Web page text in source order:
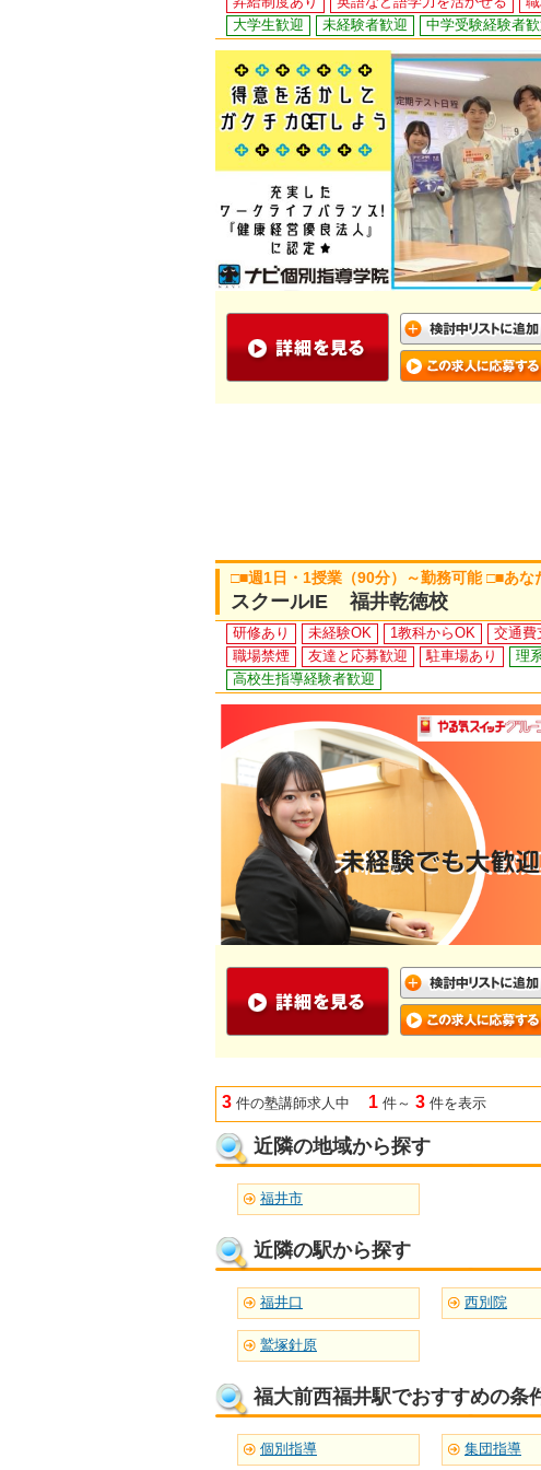
大学生歓迎
未経験者歓迎 中学受験経験者
□■週1日・1授業（90分）～勤務可能 □■あ
スクールIE 福井乾徳校
研修あり 未経験OK 1教科からOK 交通費
職場禁煙
友達と応募歓迎 駐車場あり 理
高校生指導経験者歓迎
3 件の塾講師求人中 1 件～ 3 件を表示
近隣の地域から探す
福井市
近隣の駅から探す
福井口 西別院
鷲塚針原
福大前西福井駅でおすすめの条
個別指導 集団指導